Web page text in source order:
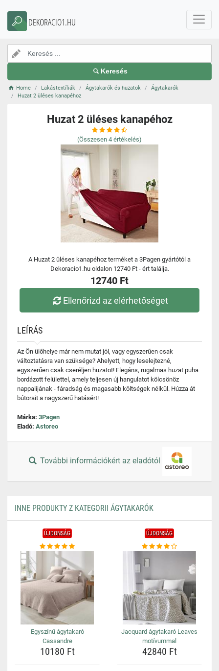
DEKORACIO1.HU
Keresés
Home Lakástextíliák Ágytakarók és huzatok
Ágytakarók
Huzat 2 üléses kanapéhoz
Huzat 2 üléses kanapéhoz
(Összesen 4 értékelés)
A Huzat 2 üléses kanapéhoz terméket a 3Pagen gyártótól a
Dekoracio1.hu oldalon 12740 Ft - ért találja.
12740 Ft
Ellenőrizd az elérhetőséget
LEÍRÁS
Az Ön ülőhelye már nem mutat jól, vagy egyszerűen csak
változtatásra van szüksége? Ahelyett, hogy leselejtezné,
egyszerűen csak cseréljen huzatot! Elegáns, rugalmas huzat puha
bordázott felülettel, amely teljesen új hangulatot kölcsönöz
nappalijának - fáradság és magasabb költségek nélkül. Húzza át
bútorait a nagyszerű hatásért!
Márka: 3Pagen
Eladó: Astoreo
További információkért az eladótól
INNE PRODUKTY Z KATEGORII ÁGYTAKARÓK
ÚJDONSÁG
Egyszínű ágytakaró
Cassandre
10180 Ft
ÚJDONSÁG
Jacquard ágytakaró Leaves
motívummal
42840 Ft